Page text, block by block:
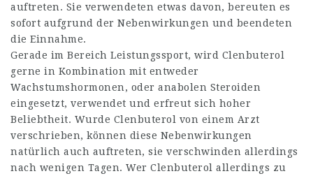
auftreten. Sie verwendeten etwas davon, bereuten es
sofort aufgrund der Nebenwirkungen und beendeten
die Einnahme.
Gerade im Bereich Leistungssport, wird Clenbuterol
gerne in Kombination mit entweder
Wachstumshormonen, oder anabolen Steroiden
eingesetzt, verwendet und erfreut sich hoher
Beliebtheit. Wurde Clenbuterol von einem Arzt
verschrieben, können diese Nebenwirkungen
natürlich auch auftreten, sie verschwinden allerdings
nach wenigen Tagen. Wer Clenbuterol allerdings zu